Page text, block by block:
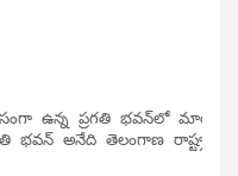
ఉంటుందని ప్రకటించారు. అందులో భాగంగా ప్రగతి భవన్‌ వద్ద మార్పులు చేర్పులు చేస్తున్నారు.